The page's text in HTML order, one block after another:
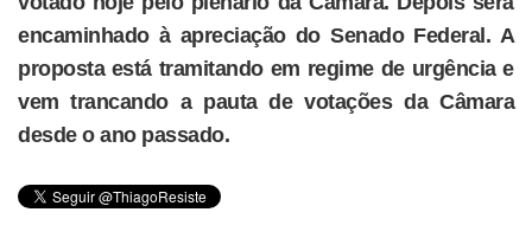
encaminhado à apreciação do Senado Federal. A
proposta está tramitando em regime de urgência e
vem trancando a pauta de votações da Câmara
desde o ano passado.